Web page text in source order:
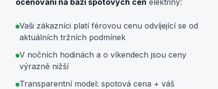
oceňování na bázi spotových cen elektřiny:
Vaši zákazníci platí férovou cenu odvíjející se od
aktuálních tržních podmínek
V nočních hodinách a o víkendech jsou ceny
výrazně nižší
Transparentní model: spotová cena + váš